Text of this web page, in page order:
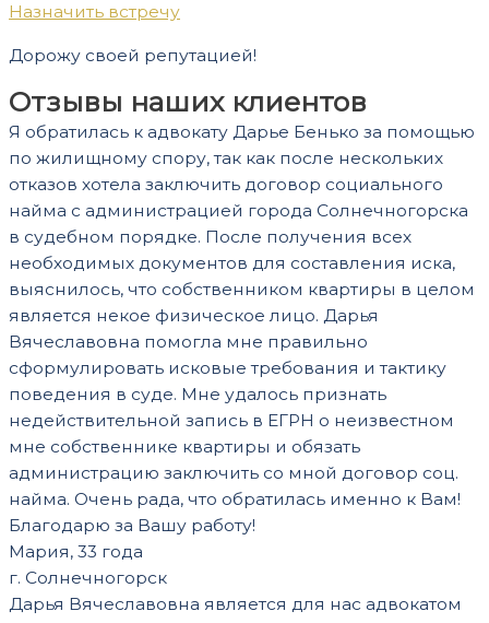
Назначить встречу
Дорожу своей репутацией!
Отзывы наших клиентов
Я обратилась к адвокату Дарье Бенько за помощью
по жилищному спору, так как после нескольких
отказов хотела заключить договор социального
найма с администрацией города Солнечногорска
в судебном порядке. После получения всех
необходимых документов для составления иска,
выяснилось, что собственником квартиры в целом
является некое физическое лицо. Дарья
Вячеславовна помогла мне правильно
сформулировать исковые требования и тактику
поведения в суде. Мне удалось признать
недействительной запись в ЕГРН о неизвестном
мне собственнике квартиры и обязать
администрацию заключить со мной договор соц.
найма. Очень рада, что обратилась именно к Вам!
Благодарю за Вашу работу!
Мария, 33 года
г. Солнечногорск
Дарья Вячеславовна является для нас адвокатом